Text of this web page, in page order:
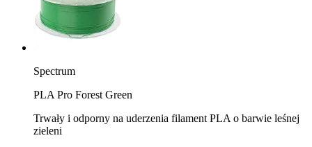
Spectrum
PLA Pro Forest Green
Trwały i odporny na uderzenia filament PLA o barwie leśnej
zieleni